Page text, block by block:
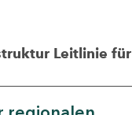
Leitlinie für